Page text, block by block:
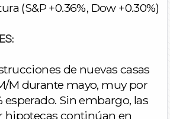
(S&P +0.36%, Dow +0.30%)
de nuevas casas
M durante mayo, muy por
esperado. Sin embargo, las
hipotecas continúan en